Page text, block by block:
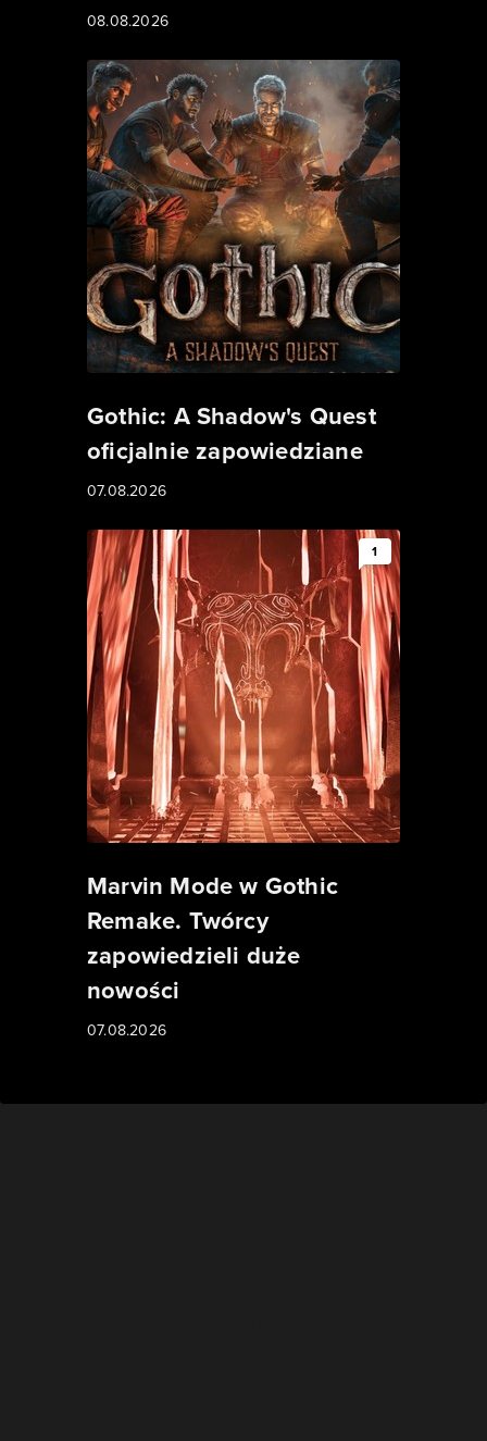
08.08.2026
Gothic: A Shadow's Quest
oficjalnie zapowiedziane
07.08.2026
1
Marvin Mode w Gothic
Remake. Twórcy
zapowiedzieli duże
nowości
07.08.2026